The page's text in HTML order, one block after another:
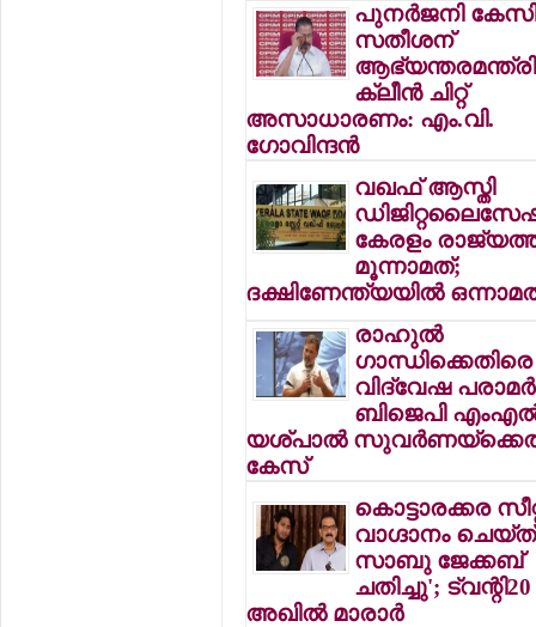
പുനര്‍ജനി
സതീശന്
ക്ലീന്‍ ചിറ്റ്
അസാധാരണം: എം.വി.
ഗോവിന്ദന്‍
വഖഫ് ആസ്തി
കേരളം
മൂന്നാമത്;
ദക്ഷിണേന്ത്യയില്‍
രാഹുല്‍
ഗാന്ധിക്കെതിരെ
വിദ്വേഷ
ബിജെപി
യശ്പാല്‍
കേസ്
കൊട്ടാരക്കര
വാഗ്ദാനം ചെയ്ത്
സാബു ജേക്കബ്
ചതിച്ചു'; ട്വന്റി20
അഖില്‍ മാരാര്‍